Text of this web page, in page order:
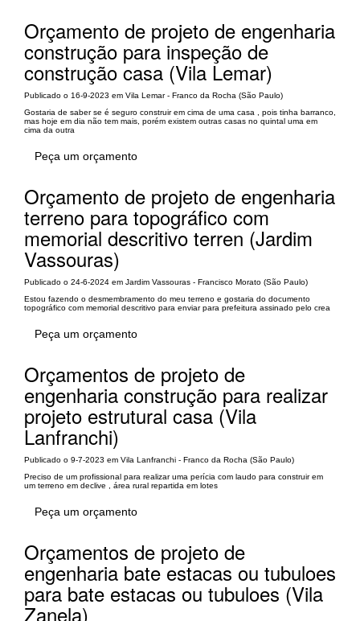
Orçamento de projeto de engenharia
construção para inspeção de
construção casa (Vila Lemar)
Publicado o 16-9-2023 em Vila Lemar - Franco da Rocha (São Paulo)
Gostaria de saber se é seguro construir em cima de uma casa , pois tinha barranco,
mas hoje em dia não tem mais, porém existem outras casas no quintal uma em
cima da outra
Peça um orçamento
Orçamento de projeto de engenharia
terreno para topográfico com
memorial descritivo terren (Jardim
Vassouras)
Publicado o 24-6-2024 em Jardim Vassouras - Francisco Morato (São Paulo)
Estou fazendo o desmembramento do meu terreno e gostaria do documento
topográfico com memorial descritivo para enviar para prefeitura assinado pelo crea
Peça um orçamento
Orçamentos de projeto de
engenharia construção para realizar
projeto estrutural casa (Vila
Lanfranchi)
Publicado o 9-7-2023 em Vila Lanfranchi - Franco da Rocha (São Paulo)
Preciso de um profissional para realizar uma perícia com laudo para construir em
um terreno em declive , área rural repartida em lotes
Peça um orçamento
Orçamentos de projeto de
engenharia bate estacas ou tubuloes
para bate estacas ou tubuloes (Vila
Zanela)